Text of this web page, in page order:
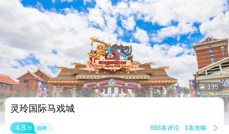
 135
灵玲国际马戏城
4.8 分 很棒 688条评论 1条攻略 